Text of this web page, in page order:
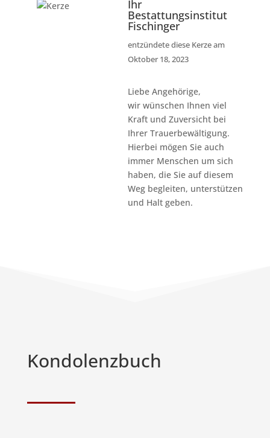
Ihr
Bestattungsinstitut
Fischinger
entzündete diese Kerze am
Oktober 18, 2023
Liebe Angehörige,
wir wünschen Ihnen viel
Kraft und Zuversicht bei
Ihrer Trauerbewältigung.
Hierbei mögen Sie auch
immer Menschen um sich
haben, die Sie auf diesem
Weg begleiten, unterstützen
und Halt geben.
Kondolenzbuch